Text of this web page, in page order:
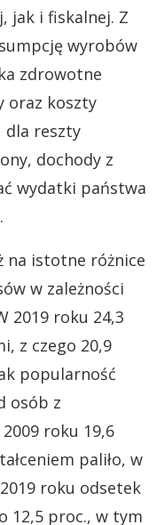
jak i fiskalnej. Z
wyrobów
zdrowotne
oraz koszty
dla reszty
dochody z
wydatki państwa
na istotne różnice
w zależności
2019 roku 24,3
z czego 20,9
popularność
osób z
roku 19,6
paliło, w
roku odsetek
12,5 proc., w tym